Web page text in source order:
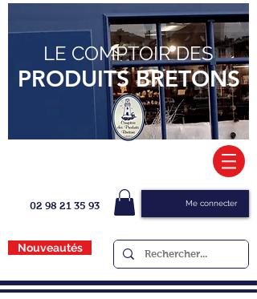
LE COMPTOIR DES
PRODUITS BRETONS
02 98 21 35 93 Me connecter
Nouveautés